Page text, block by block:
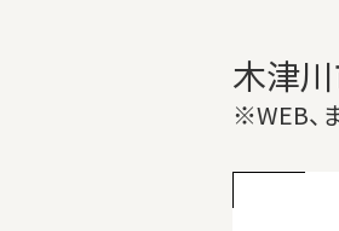
木津
※WEB、